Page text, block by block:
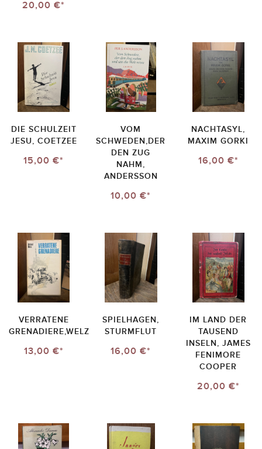
20,00 €*
DIE SCHULZEIT
JESU, COETZEE
15,00 €*
VOM
SCHWEDEN,DER
DEN ZUG
NAHM,
ANDERSSON
10,00 €*
NACHTASYL,
MAXIM GORKI
16,00 €*
VERRATENE
GRENADIERE,WELZ
13,00 €*
SPIELHAGEN,
STURMFLUT
16,00 €*
IM LAND DER
TAUSEND
INSELN, JAMES
FENIMORE
COOPER
20,00 €*